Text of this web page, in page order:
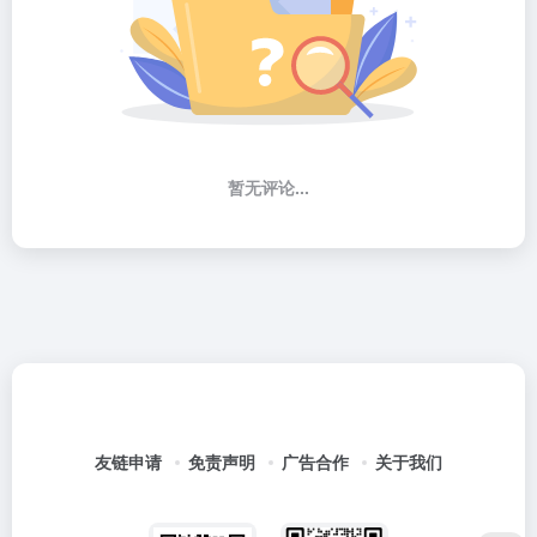
暂无评论...
友链申请 免责声明 广告合作 关于我们